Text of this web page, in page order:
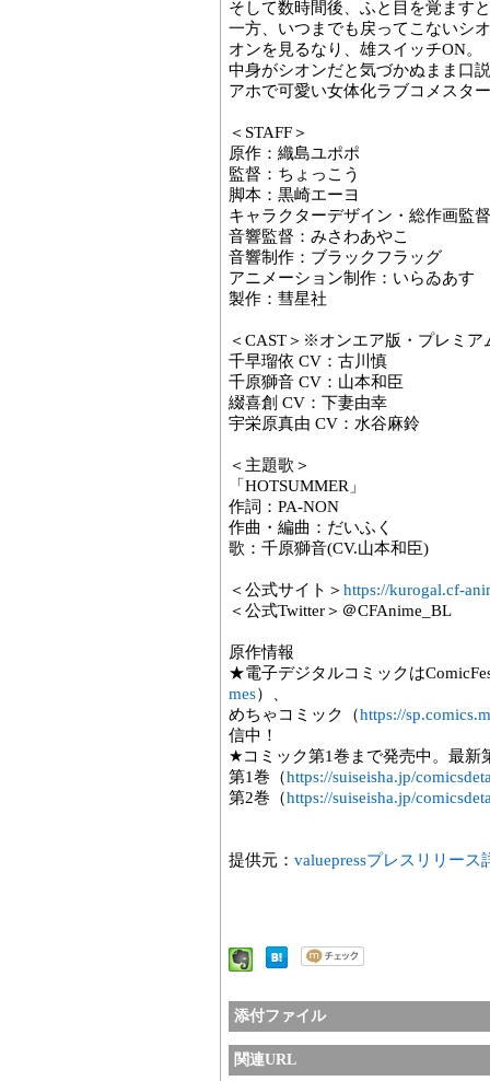
そして数時間後、ふと目を覚ます
一方、いつまでも戻ってこないシ
オンを見るなり、雄スイッチON。
中身がシオンだと気づかぬまま口
アホで可愛い女体化ラブコメスタ
＜STAFF＞
原作：織島ユポポ
監督：ちょっこう
脚本：黒崎エーヨ
キャラクターデザイン・総作画監
音響監督：みさわあやこ
音響制作：ブラックフラッグ
アニメーション制作：いらゐあす
製作：彗星社
＜CAST＞※オンエア版・プレミア
千早瑠依 CV：古川慎
千原獅音 CV：山本和臣
綴喜創 CV：下妻由幸
宇栄原真由 CV：水谷麻鈴
＜主題歌＞
「HOTSUMMER」
作詞：PA-NON
作曲・編曲：だいふく
歌：千原獅音(CV.山本和臣)
＜公式サイト＞ https://kurogal.cf-
＜公式Twitter＞＠CFAnime_BL
原作情報
★電子デジタルコミックは
mes）、
めちゃコミック（https://
信中！
★コミック第1巻まで発売中。最新
第1巻（https://suiseisha.jp/
第2巻（https://suiseisha.jp/
提供元： valuepressプレスリリース
添付ファイル
関連URL